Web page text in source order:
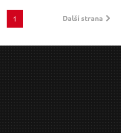
Další strana
1